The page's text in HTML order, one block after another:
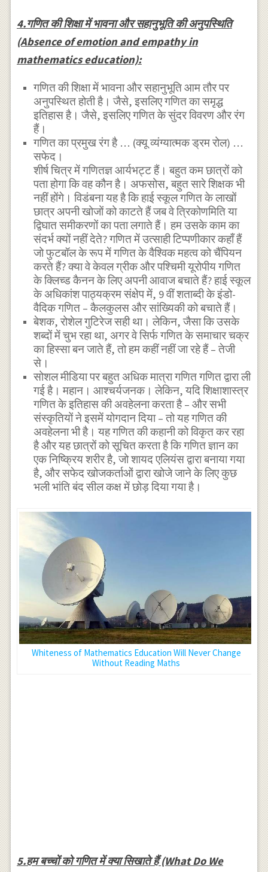
4.गणित की शिक्षा में भावना और सहानुभूति की अनुपस्थिति
(Absence of emotion and empathy in
mathematics education):
गणित की शिक्षा में भावना और सहानुभूति आम तौर पर
अनुपस्थित होती है। जैसे, इसलिए गणित का समृद्ध
इतिहास है। जैसे, इसलिए गणित के सुंदर विवरण और रंग
हैं।
गणित का प्रमुख रंग है … (क्यू व्यंग्यात्मक ड्रम रोल) …
सफेद।
शीर्ष चित्र में गणितज्ञ आर्यभट्ट हैं। बहुत कम छात्रों को
पता होगा कि वह कौन है। अफसोस, बहुत सारे शिक्षक भी
नहीं होंगे। विडंबना यह है कि हाई स्कूल गणित के लाखों
छात्र अपनी खोजों को काटते हैं जब वे त्रिकोणमिति या
द्विघात समीकरणों का पता लगाते हैं। हम उसके काम का
संदर्भ क्यों नहीं देते? गणित में उत्साही टिप्पणीकार कहाँ हैं
जो फुटबॉल के रूप में गणित के वैश्विक महत्व को चैंपियन
करते हैं? क्या वे केवल ग्रीक और पश्चिमी यूरोपीय गणित
के क्लिच्ड कैनन के लिए अपनी आवाज बचाते हैं? हाई स्कूल
के अधिकांश पाठ्यक्रम संक्षेप में, 9 वीं शताब्दी के इंडो-
वैदिक गणित – कैलकुलस और सांख्यिकी को बचाते हैं।
बेशक, रोशेल गुटिरेज सही था। लेकिन, जैसा कि उसके
शब्दों में चुभ रहा था, अगर वे सिर्फ गणित के समाचार चक्र
का हिस्सा बन जाते हैं, तो हम कहीं नहीं जा रहे हैं – तेजी
से।
सोशल मीडिया पर बहुत अधिक मात्रा गणित गणित द्वारा ली
गई है। महान। आश्चर्यजनक। लेकिन, यदि शिक्षाशास्त्र
गणित के इतिहास की अवहेलना करता है – और सभी
संस्कृतियों ने इसमें योगदान दिया – तो यह गणित की
अवहेलना भी है। यह गणित की कहानी को विकृत कर रहा
है और यह छात्रों को सूचित करता है कि गणित ज्ञान का
एक निष्क्रिय शरीर है, जो शायद एलियंस द्वारा बनाया गया
है, और सफेद खोजकर्ताओं द्वारा खोजे जाने के लिए कुछ
भली भांति बंद सील कक्ष में छोड़ दिया गया है।
Whiteness of Mathematics Education Will Never Change
Without Reading Maths
5.हम बच्चों को गणित में क्या सिखाते हैं (What Do We